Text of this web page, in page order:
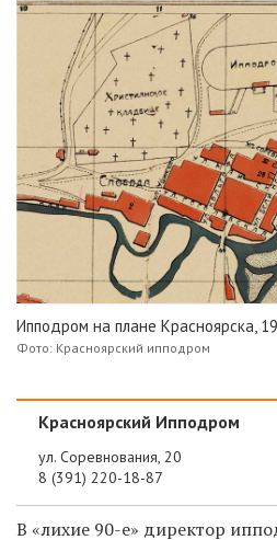
Ипподром на плане Красноярска,
Фото: Красноярский ипподром
Красноярский Ипподром
ул. Соревнования, 20
8 (391) 220-18-87
В «лихие 90-е» директор